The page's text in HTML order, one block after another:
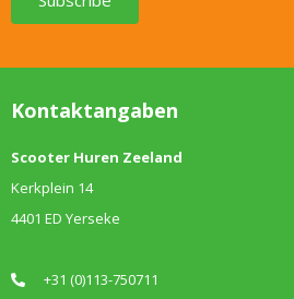
Kontaktangaben
Scooter Huren Zeeland
Kerkplein 14
4401 ED Yerseke
+31 (0)113-750711